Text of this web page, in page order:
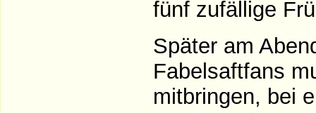
fünf zufällige
Später am
Fabelsaftfans
mitbringen, bei